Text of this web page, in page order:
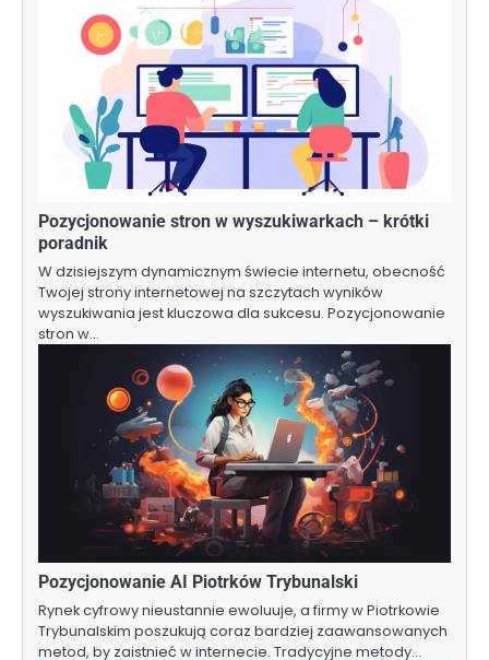
Pozycjonowanie stron w wyszukiwarkach – krótki
poradnik
W dzisiejszym dynamicznym świecie internetu, obecność
Twojej strony internetowej na szczytach wyników
wyszukiwania jest kluczowa dla sukcesu. Pozycjonowanie
stron w…
Pozycjonowanie AI Piotrków Trybunalski
Rynek cyfrowy nieustannie ewoluuje, a firmy w Piotrkowie
Trybunalskim poszukują coraz bardziej zaawansowanych
metod, by zaistnieć w internecie. Tradycyjne metody…